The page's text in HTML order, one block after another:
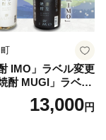
IMO」ラベル変更
酎 MUGI」ラベル
比べ セット 合計
各1本 25度 焼酎
13,000円